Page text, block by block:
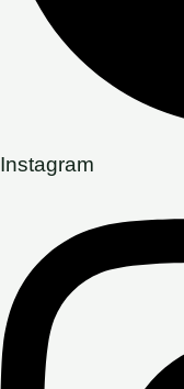
Instagram